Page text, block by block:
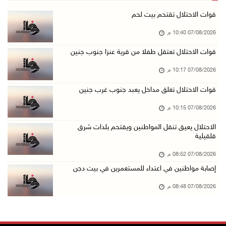
(محدث) نابلس: إصابة مواطن واعتقاله إثر هجوم ل ...
07/آب/2026 06:04 م
07/آب/2026 04:57 م
بيروت: اللجنة الفنية للمجلس الوطني تناقش التر ...
07/آب/2026 03:31 م
السعودية وتركيا وباكستان توقع اتفاقية مكة للد ...
07/آب/2026 02:38 م
70 ألفا يؤدون صلاة الجمعة في المسجد الأقصى
07/آب/2026 02:29 م
قوات الاحتلال تقتحم بيت لحم
07/08/2026 10:40 م
قوات الاحتلال تعتقل طفلا من قرية عنزا جنوب جنين
07/08/2026 10:17 م
قوات الاحتلال تغلق مداخل يعبد جنوب غرب جنين
07/08/2026 10:15 م
الاحتلال يعيق تنقل المواطنين ويقتحم بلدات شرق
قلقيلية
07/08/2026 08:52 م
إصابة مواطنين في اعتداء للمستعمرين في بيت دجن
07/08/2026 08:48 م